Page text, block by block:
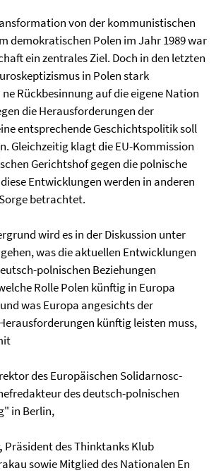
von der kommunistischen
demokratischen Polen im Jahr 1989 war
ein zentrales Ziel. Doch in den letzten
in Polen stark
Rückbesinnung auf die eigene Nation
die Herausforderungen der
entsprechende Geschichtspolitik soll
Gleichzeitig klagt die EU-Kommission
Gerichtshof gegen die polnische
Entwicklungen werden in anderen
betrachtet.
wird es in der Diskussion unter
was die aktuellen Entwicklungen
polnischen Beziehungen
Rolle Polen künftig in Europa
was Europa angesichts der
künftig leisten muss,
des Europäischen Solidarnosc-
des deutsch-polnischen
in Berlin,
Präsident des Thinktanks Klub
sowie Mitglied des Nationalen En